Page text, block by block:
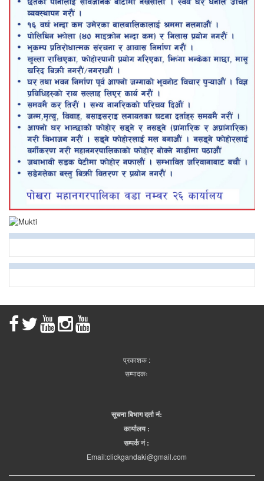
प्रकाशक :
सम्पादकः
सूचना बिभाग दर्ता नं:
कार्यालय :
सम्पर्क नं :
Email:clickgandaki@gmail.com